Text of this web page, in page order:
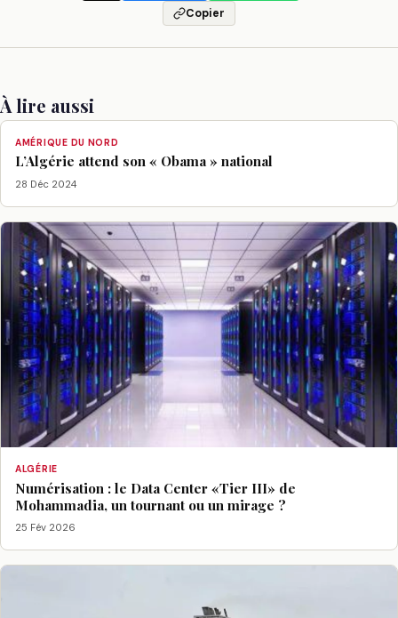
Copier
À lire aussi
AMÉRIQUE DU NORD
L’Algérie attend son « Obama » national
28 Déc 2024
ALGÉRIE
Numérisation : le Data Center «Tier III» de
Mohammadia, un tournant ou un mirage ?
25 Fév 2026